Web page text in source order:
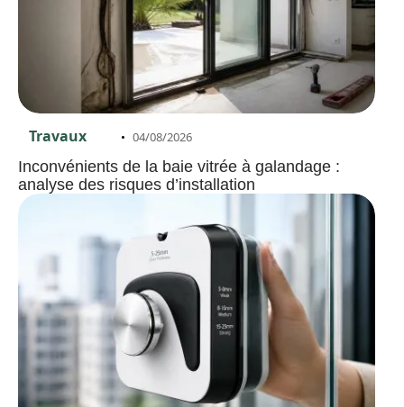
Travaux 04/08/2026
Inconvénients de la baie vitrée à galandage :
analyse des risques d’installation